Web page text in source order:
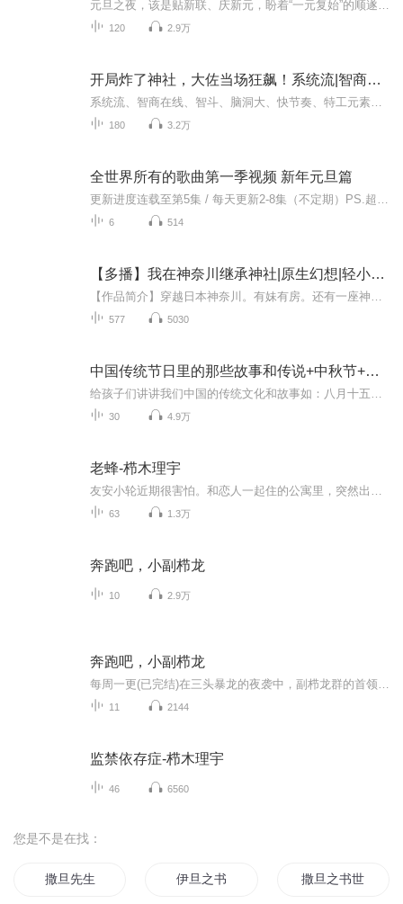
120 2.9万
开局炸了神社，大佐当场狂飙！系统流|智商在线|智斗|脑洞大
180 3.2万
全世界所有的歌曲第一季视频 新年元旦篇
6 514
【多播】我在神奈川继承神社|原生幻想|轻小说|热血|重生|AI专辑
577 5030
中国传统节日里的那些故事和传说+中秋节+元旦春节等
30 4.9万
老蜂-栉木理宇
63 1.3万
奔跑吧，小副栉龙
10 2.9万
奔跑吧，小副栉龙
11 2144
监禁依存症-栉木理宇
46 6560
您是不是在找：
撒旦先生 伊旦之书 撒旦之书世界末日